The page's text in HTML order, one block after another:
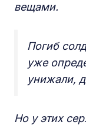
вещами.
Погиб
уже
унижали,
Но у этих